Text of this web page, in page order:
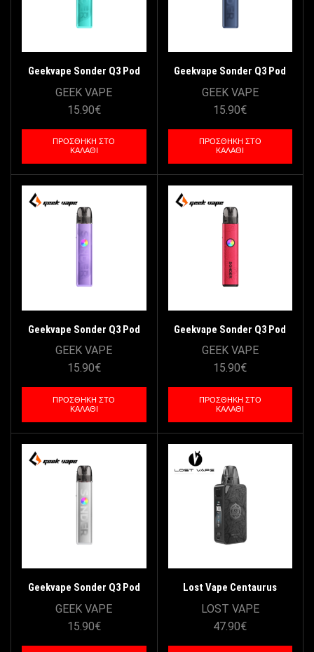
Geekvape Sonder Q3 Pod
Kit 1750mAh – Groove Teal
GEEK VAPE
15.90€
ΠΡΟΣΘΉΚΗ ΣΤΟ
ΚΑΛΆΘΙ
Geekvape Sonder Q3 Pod
Kit 1750mAh – Beat Navy
GEEK VAPE
15.90€
ΠΡΟΣΘΉΚΗ ΣΤΟ
ΚΑΛΆΘΙ
Geekvape Sonder Q3 Pod
Kit 1750mAh – Groove
Purple
GEEK VAPE
15.90€
ΠΡΟΣΘΉΚΗ ΣΤΟ
ΚΑΛΆΘΙ
Geekvape Sonder Q3 Pod
Kit 1750mAh – Vibe Red
GEEK VAPE
15.90€
ΠΡΟΣΘΉΚΗ ΣΤΟ
ΚΑΛΆΘΙ
Geekvape Sonder Q3 Pod
Kit 1750mAh – Beat Silver
GEEK VAPE
15.90€
Lost Vape Centaurus
PM100 Pod Kit 4500mAh –
Feather Black
LOST VAPE
47.90€